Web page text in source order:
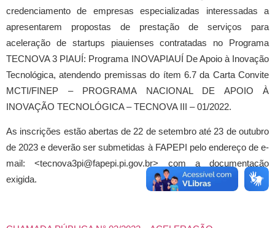
credenciamento de empresas especializadas interessadas a
apresentarem propostas de prestação de serviços para
aceleração de startups piauienses contratadas no Programa
TECNOVA 3 PIAUÍ: Programa INOVAPIAUÍ De Apoio à Inovação
Tecnológica, atendendo premissas do ítem 6.7 da Carta Convite
MCTI/FINEP – PROGRAMA NACIONAL DE APOIO À
INOVAÇÃO TECNOLÓGICA – TECNOVA III – 01/2022.
As inscrições estão abertas de 22 de setembro até 23 de outubro
de 2023 e deverão ser submetidas à FAPEPI pelo endereço de e-
mail: <tecnova3pi@fapepi.pi.gov.br> com a documentação
exigida.